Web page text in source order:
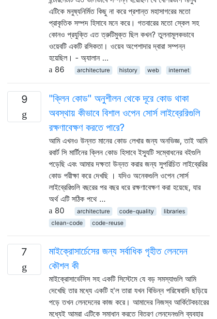
এটিকে মনুষ্যনির্মিত কিছু না করে প্রশান্ত মহাসাগরের মতো
প্রাকৃতিক সম্পদ হিসাবে মনে করে। গতবারের মতো স্কেল সহ
কোনও প্রযুক্তি এত ত্রুটিমুক্ত ছিল কখন? তুলনামূলকভাবে
ওয়েবটি একটি রসিকতা। ওয়েব অপেশাদার দ্বারা সম্পন্ন
হয়েছিল। - অ্যালান …
86
architecture history web internet
9
"ক্লিন কোড" অনুশীলন থেকে দূরে কোড থাকা
অবস্থায় কীভাবে বিশাল ওপেন সোর্স লাইব্রেরিগুলি
রক্ষণাবেক্ষণ করতে পারে?
আমি এখনও উন্নত মানের কোড লেখার জন্য অনভিজ্ঞ, তাই আমি
রবার্ট সি মার্টিনের ক্লিন কোড হিসাবে ইস্যুটি সম্বোধনের বইগুলি
পড়েছি এবং আমার দক্ষতা উন্নত করার জন্য সুপরিচিত লাইব্রেরির
কোড পরীক্ষা করে দেখছি । যদিও অনেকগুলি ওপেন সোর্স
লাইব্রেরিগুলি বছরের পর বছর ধরে রক্ষণাবেক্ষণ করা হয়েছে, যার
অর্থ এটি সঠিক পথে …
80
architecture code-quality
libraries
clean-code
code-reuse
7
মাইক্রোসার্চেসের জন্য সর্বাধিক গৃহীত লেনদেন
কৌশল কী
মাইক্রোসার্ভেসিস সহ একটি সিস্টেমে যে বড় সমস্যাগুলি আমি
দেখেছি তার মধ্যে একটি হ'ল তারা যখন বিভিন্ন পরিষেবাদি ছড়িয়ে
পড়ে তখন লেনদেনের কাজ করে। আমাদের নিজস্ব আর্কিটেকচারের
মধ্যেই আমরা এটিকে সমাধান করতে বিতরণ লেনদেনগুলি ব্যবহার